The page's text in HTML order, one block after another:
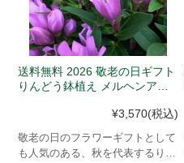
送料無料 2026 敬老の日ギフト
りんどう鉢植え メルヘンアシ
９-２０日発送 ※日付指定不
可）
¥3,570(税込)
敬老の日のフラワーギフトとして
も人気のある、秋を代表するりん